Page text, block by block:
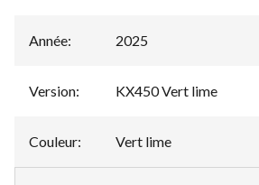
Année: 2025
Version: KX450 Vert lime
Couleur: Vert lime